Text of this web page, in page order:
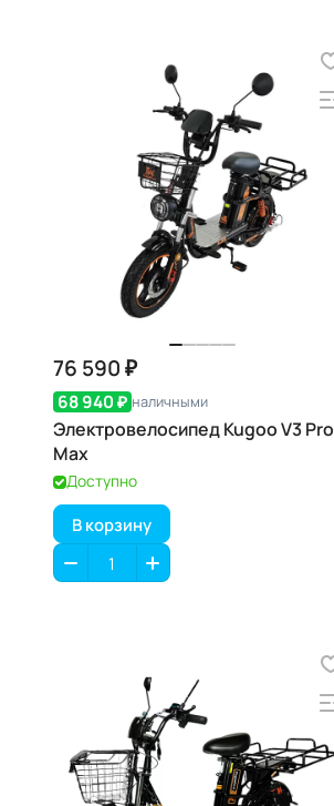
76 590 ₽
68 940 ₽ наличными
Электровелосипед Kugoo V3 Pro
Max
Доступно
В корзину